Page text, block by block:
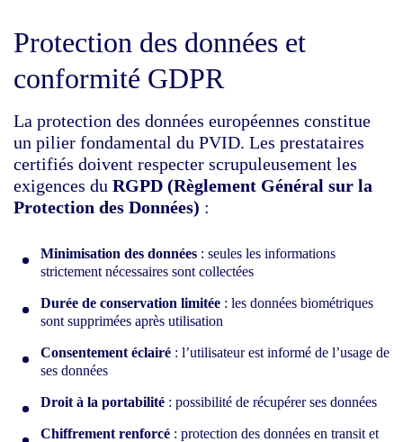
Protection des données et
conformité GDPR
La protection des données européennes constitue
un pilier fondamental du PVID. Les prestataires
certifiés doivent respecter scrupuleusement les
exigences du RGPD (Règlement Général sur la
Protection des Données) :
Minimisation des données : seules les informations
strictement nécessaires sont collectées
Durée de conservation limitée : les données biométriques
sont supprimées après utilisation
Consentement éclairé : l’utilisateur est informé de l’usage de
ses données
Droit à la portabilité : possibilité de récupérer ses données
Chiffrement renforcé : protection des données en transit et